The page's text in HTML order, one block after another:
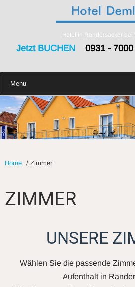
Hotel in Randersacker bei
Jetzt BUCHEN0931 -
Menu
Home / Zimmer
ZIMMER
UNSERE
Wählen Sie die passende
Aufenthalt in